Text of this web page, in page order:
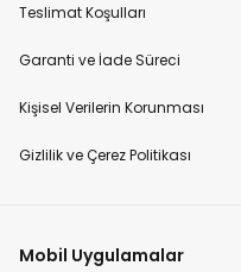
Teslimat Koşulları
Garanti ve İade Süreci
Kişisel Verilerin Korunması
Gizlilik ve Çerez Politikası
Mobil Uygulamalar